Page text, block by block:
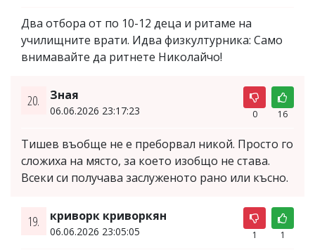
Два отбора от по 10-12 деца и ритаме на
училищните врати. Идва физкултурника: Само
внимавайте да ритнете Николайчо!
20. Зная
06.06.2026 23:17:23 0 16
Тишев въобще не е преборвал никой. Просто го
сложиха на място, за което изобщо не става.
Всеки си получава заслуженото рано или късно.
19. криворк криворкян
06.06.2026 23:05:05 1 1